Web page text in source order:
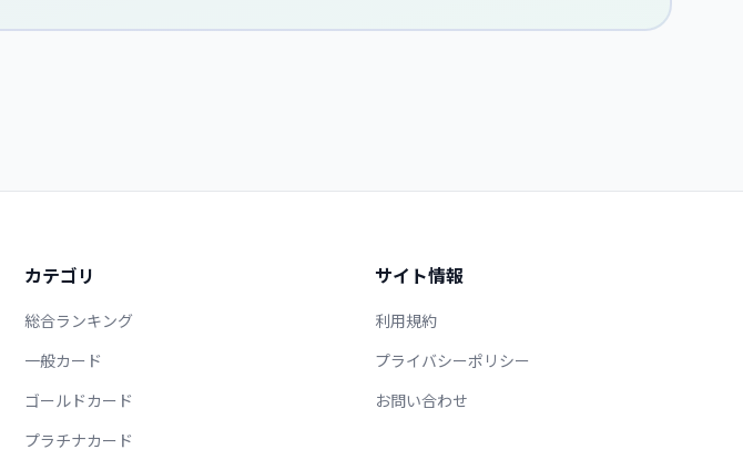
カテゴリ
総合ランキング
一般カード
ゴールドカード
プラチナカード
サイト情報
利用規約
プライバシーポリシー
お問い合わせ